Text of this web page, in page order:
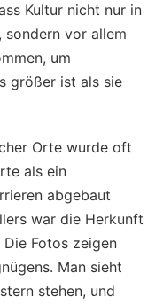
Kultur nicht nur in
sondern vor allem
um
größer ist als sie
Orte wurde oft
als ein
abgebaut
war die Herkunft
Fotos zeigen
Man sieht
stehen, und